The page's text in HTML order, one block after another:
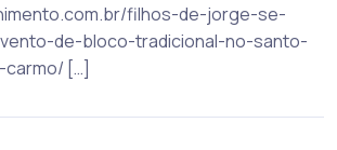
filhos-de-jorge-se-
de-bloco-tradicional-no-santo-
[…]